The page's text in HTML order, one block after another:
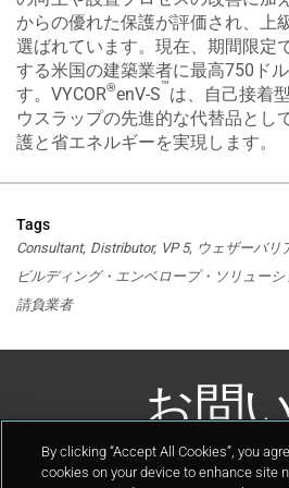
からの優れた保護が評価され、上
選ばれています。現在、期間限定
する米国の建築業者に最高750ド
す。VYCOR®enV-S™は、自己接着
ウスラップの先進的な代替品とし
護と省エネルギーを実現します。
Tags
Consultant Distributor VP 5 ウェザーバリ
ビルディング・エンベロープ・ソリューシ
請負業者
お問
わ
By clicking “Accept All Cookies”, you
cookies on your device to enhance site